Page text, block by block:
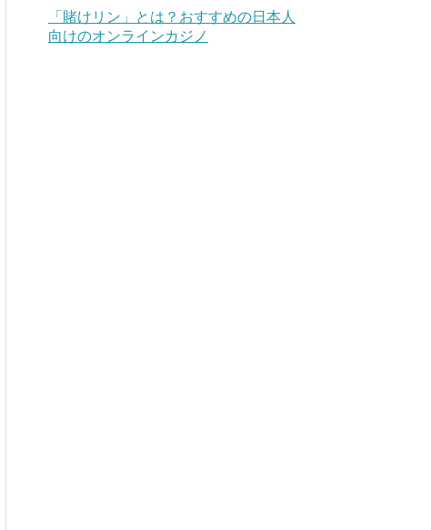
「賭けリン」とは？おすすめの日本人
向けのオンラインカジノ